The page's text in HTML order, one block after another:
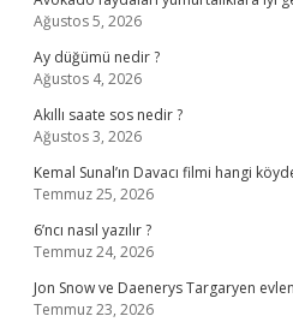
Ağustos 5, 2026
Ay düğümü nedir ?
Ağustos 4, 2026
Akıllı saate sos nedir ?
Ağustos 3, 2026
Kemal Sunal’ın Davacı filmi hangi
Temmuz 25, 2026
6’ncı nasıl yazılır ?
Temmuz 24, 2026
Jon Snow ve Daenerys Targaryen
Temmuz 23, 2026